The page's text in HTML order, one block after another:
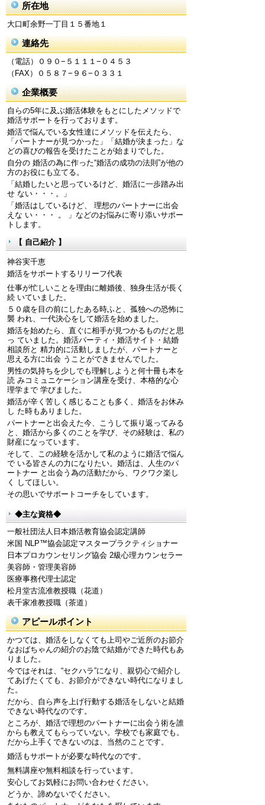
所在地
大口町余野一丁目１５番地１
連絡先
（電話）０９０−５１１１−０４５３
（FAX）０５８７−９６−０３３１
企業概要
自らの5年に及ぶ婚活体験をもとにしたメソッドで
婚活サポートを行っております。
婚活で悩んでいる女性達にメソッドを伝えたら、
「パートナーが見つかった」「結婚が決まった」な
どの喜びの報告を受けたことが始まりでした。
自分の 婚活の為に作った“婚活の成功の法則”が他の
方のお役にも立てる。
「結婚したいと思っているけど、婚活に一歩踏み出
せ ない・・・。」
「婚活はしているけど、 理想のパートナーに出会
えな い・・・ 。 」などのお悩みに寄り添いサポー
トします。
【 自己紹介 】
神谷実千恵
婚活をサポートするリリーフ代表
仕事が忙しいことを理由に離婚後、独身生活が長く
続 いていました。
５０歳を目の前にしたある時ふと、孤独への恐怖に
襲 われ、一代決心をして婚活を始めました。
婚活を始めたら、直ぐに相手が見つかるものだと思
っ ていました。婚活パーティ・婚活サイト・結婚
相談所と 精力的に活動しましたが、パートナーと
思える方に出会 うことができませんでした。
男性の気持ちを少しでも理解しようと何十冊も本を
読 みコミュニケーション講座を受け、本格的な心
理学まで 学びました。
婚活が辛く苦しく感じることも多く、婚活をお休み
し た時もありました。
パートナーと出会えた今、こうして振り返ってみる
と、婚活から多くのことを学び、その経験は、私の
財産になっています。
そして、この経験を活かして私のように婚活で悩ん
で いる皆さんの力になりたい。婚活は、人生のパ
ートナー と出会う為の活動だから、ワクワク楽し
く してほしい。
その思いでサポートコーチをしています。
◆主な資格◆
一般社団法人日本婚活教育協会認定講師
米国 NLP™協会認定マスタープラクティショナー
日本プロカウンセリング協会 2級心理カウンセラー
美容師・管理美容師
医療事務代理士認定
松月堂古流准教授職（花道）
表千家准教授職（茶道）
アピールポイント
かつては、婚活をしなくても上司やご近所のお節介
なおばちゃんの紹介のお陰で結婚ができた時代もあ
りました。
今ではそれは、“セクハラ”になり、親切心で紹介し
てあげたくても、お節介ができない時代になりまし
た。
だから、自ら声を上げ行動する婚活をしないと結婚
できない時代なのです。
ところが、婚活で理想のパートナーに出会う術を誰
からも教えてもらっていない。学校でも家庭でも。
だから上手くできないのは、当然のことです。
婚活もサポートが必要な時代なのです。
無料講座や無料相談を行っています。
安心してお気軽にお問い合わせください。
どうか、諦めないでください。